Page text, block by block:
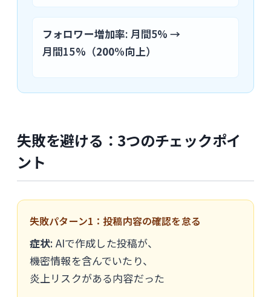
フォロワー増加率: 月間5% →
月間15%（200%向上）
失敗を避ける：3つのチェックポイ
ント
失敗パターン1：投稿内容の確認を怠る
症状: AIで作成した投稿が、
機密情報を含んでいたり、
炎上リスクがある内容だった